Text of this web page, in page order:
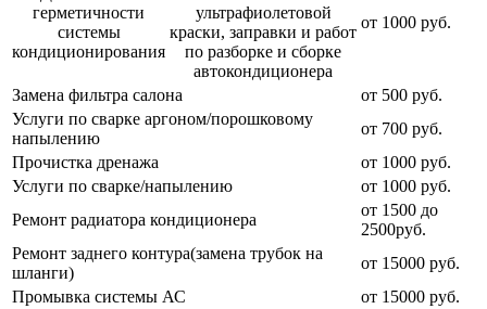
герметичности
системы
кондиционирования
ультрафиолетовой
краски, заправки и работ
по разборке и сборке
автокондиционера
от 1000 руб.
Замена фильтра салона
от 500 руб.
Услуги по сварке аргоном/порошковому
напылению
от 700 руб.
Прочистка дренажа
от 1000 руб.
Услуги по сварке/напылению
от 1000 руб.
Ремонт радиатора кондиционера
от 1500 до
2500руб.
Ремонт заднего контура(замена трубок на
шланги)
от 15000 руб.
Промывка системы АС
от 15000 руб.